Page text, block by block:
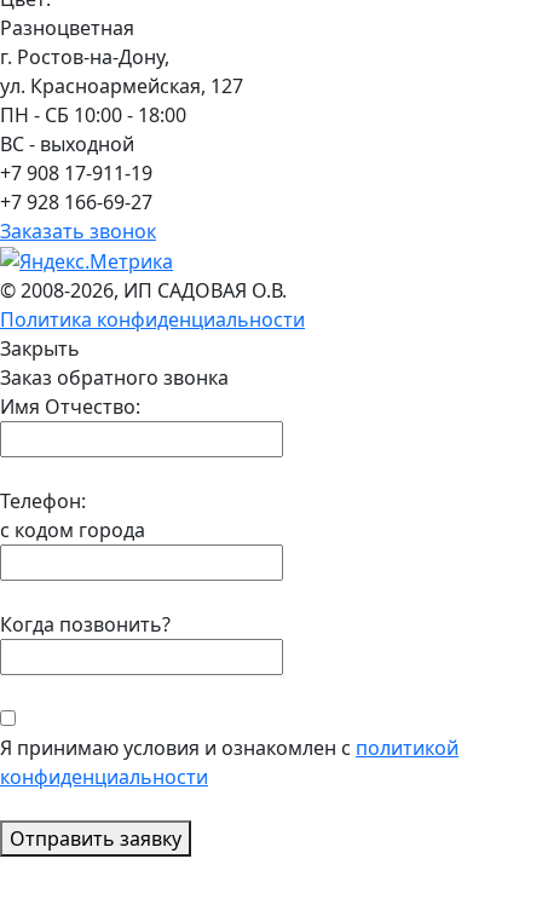
Разноцветная
г. Ростов-на-Дону,
ул. Красноармейская, 127
ПН - СБ 10:00 - 18:00
ВС - выходной
+7 908 17-911-19
+7 928 166-69-27
Заказать звонок
© 2008-2026, ИП САДОВАЯ О.В.
Политика конфиденциальности
Закрыть
Заказ обратного звонка
Имя Отчество:
Телефон:
с кодом города
Когда позвонить?
Я принимаю условия и ознакомлен с политикой
конфиденциальности
Отправить заявку